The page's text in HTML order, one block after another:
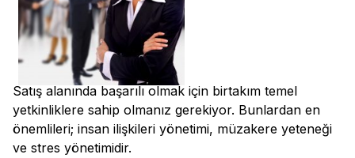
Satış alanında başarılı olmak için birtakım temel
yetkinliklere sahip olmanız gerekiyor. Bunlardan en
önemlileri; insan ilişkileri yönetimi, müzakere yeteneği
ve stres yönetimidir.